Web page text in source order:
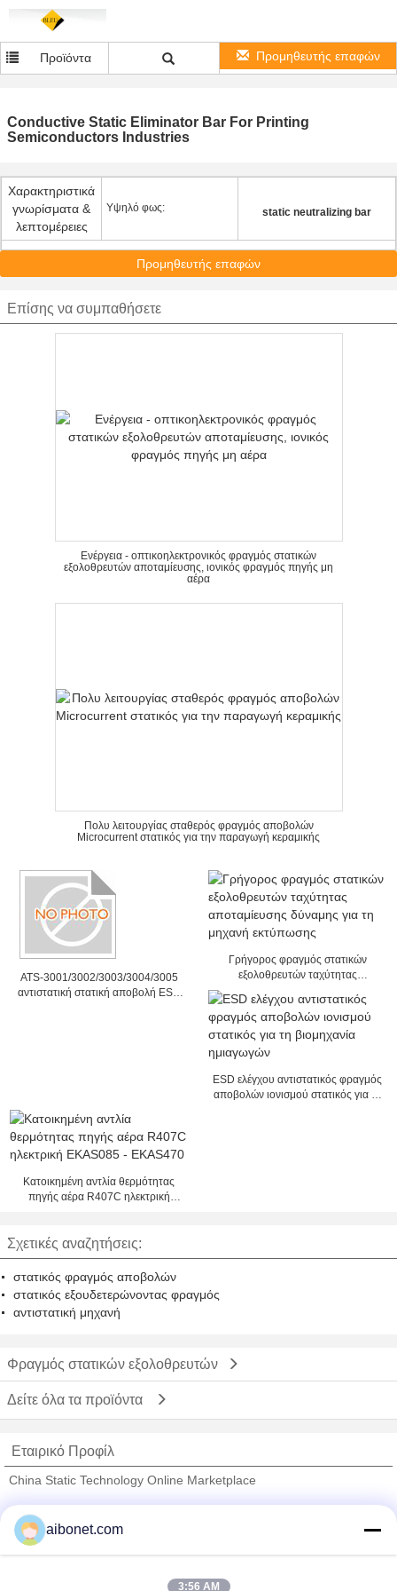
Προϊόντα Προμηθευτής επαφών
Conductive Static Eliminator Bar For Printing
Semiconductors Industries
Χαρακτηριστικά
γνωρίσματα &
λεπτομέρειες
Υψηλό φως: static neutralizing bar
Προμηθευτής επαφών
Επίσης να συμπαθήσετε
Ενέργεια - οπτικοηλεκτρονικός φραγμός στατικών
εξολοθρευτών αποταμίευσης, ιονικός φραγμός πηγής μη
αέρα
Πολυ λειτουργίας σταθερός φραγμός αποβολών
Microcurrent στατικός για την παραγωγή κεραμικής
ATS-3001/3002/3003/3004/3005
αντιστατική στατική αποβολή ESD
Γρήγορος φραγμός στατικών
εξολοθρευτών ταχύτητας
μηχανή εκτύπωσης
ESD ελέγχου αντιστατικός φραγμός
αποβολών ιονισμού στατικός για τη
Κατοικημένη αντλία θερμότητας
πηγής αέρα R407C ηλεκτρική
Σχετικές αναζητήσεις:
στατικός φραγμός αποβολών
στατικός εξουδετερώνοντας φραγμός
αντιστατική μηχανή
Φραγμός στατικών εξολοθρευτών
Δείτε όλα τα προϊόντα
Εταιρικό Προφίλ
China Static Technology Online Marketplace
Trust Seal
aibonet.com
3:56 AM